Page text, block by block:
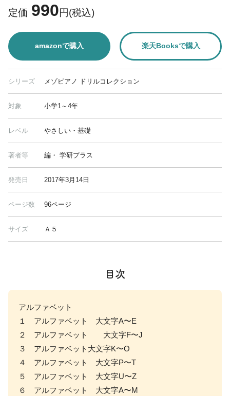
定価 990円(税込)
amazonで購入 楽天Booksで購入
シリーズ メゾピアノ ドリルコレクション
対象 小学1～4年
レベル やさしい・基礎
著者等 編・ 学研プラス
発売日 2017年3月14日
ページ数 96ページ
サイズ Ａ５
目次
アルファベット
１ アルファベット 大文字A〜E
２ アルファベット 大文字F〜J
３ アルファベット大文字K〜O
４ アルファベット 大文字P〜T
５ アルファベット 大文字U〜Z
６ アルファベット 大文字A〜M